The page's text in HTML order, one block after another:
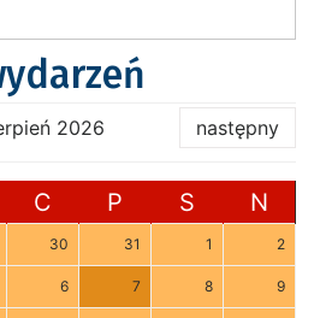
2026 następny
C P S N
30 31 1 2
6 7 8 9